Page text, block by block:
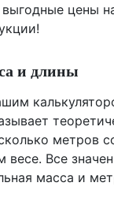
выгодные цены
и длины
метров
весе. Все
масса и